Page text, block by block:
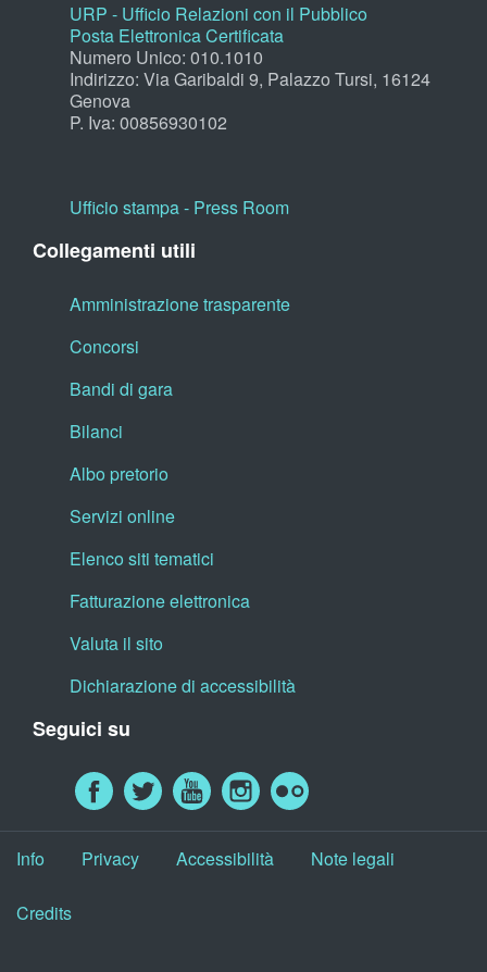
URP - Ufficio Relazioni con il Pubblico
Posta Elettronica Certificata
Numero Unico: 010.1010
Indirizzo: Via Garibaldi 9, Palazzo Tursi, 16124
Genova
P. Iva: 00856930102
Ufficio stampa - Press Room
Collegamenti utili
Amministrazione trasparente
Concorsi
Bandi di gara
Bilanci
Albo pretorio
Servizi online
Elenco siti tematici
Fatturazione elettronica
Valuta il sito
Dichiarazione di accessibilità
Seguici su
Info Privacy Accessibilità Note legali
Credits